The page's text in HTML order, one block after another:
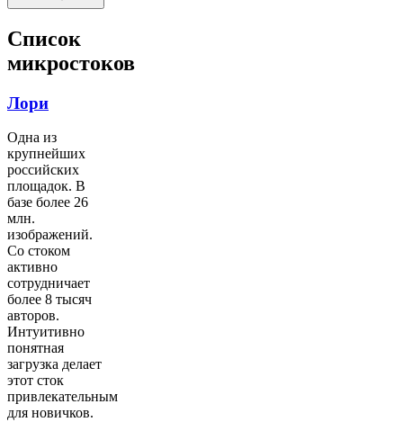
Список
микростоков
Лори
Одна из
крупнейших
российских
площадок. В
базе более 26
млн.
изображений.
Со стоком
активно
сотрудничает
более 8 тысяч
авторов.
Интуитивно
понятная
загрузка делает
этот сток
привлекательным
для новичков.